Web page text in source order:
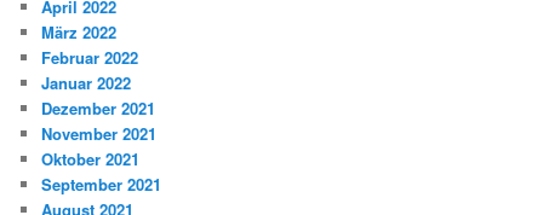
April 2022
März 2022
Februar 2022
Januar 2022
Dezember 2021
November 2021
Oktober 2021
September 2021
August 2021